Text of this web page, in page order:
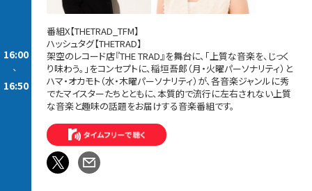
16:00
-
16:50
番組X【THETRAD_TFM】
ハッシュタグ【THETRAD】
架空のレコード店『THE TRAD』を舞台に、「上質な音楽を、じっく
り味わう。」をコンセプトに、稲垣吾郎（月・火曜パーソナリティ）と
ハマ・オカモト（水・木曜パーソナリティ）が、各音楽ジャンルに秀
でたマイスターたちとともに、本質的で流行に左右されない上質
な音楽と趣味の話題をお届けする音楽番組です。